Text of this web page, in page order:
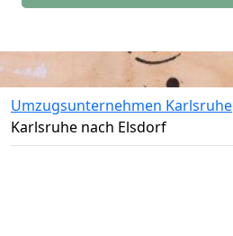
Umzugsunternehmen Karlsruhe
Karlsruhe nach Elsdorf